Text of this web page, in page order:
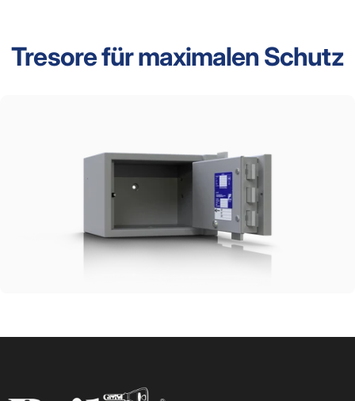
Tresorefürmaximalen Schutz
Reiher Sicherheitssysteme